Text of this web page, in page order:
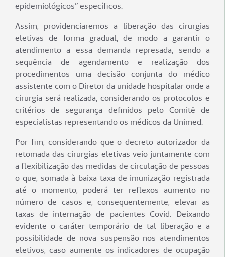
epidemiológicos” específicos.
Assim, providenciaremos a liberação das cirurgias
eletivas de forma gradual, de modo a garantir o
atendimento a essa demanda represada, sendo a
sequência de agendamento e realização dos
procedimentos uma decisão conjunta do médico
assistente com o Diretor da unidade hospitalar onde a
cirurgia será realizada, considerando os protocolos e
critérios de segurança definidos pelo Comitê de
especialistas representando os médicos da Unimed.
Por fim, considerando que o decreto autorizador da
retomada das cirurgias eletivas veio juntamente com
a flexibilização das medidas de circulação de pessoas
o que, somada à baixa taxa de imunização registrada
até o momento, poderá ter reflexos aumento no
número de casos e, consequentemente, elevar as
taxas de internação de pacientes Covid. Deixando
evidente o caráter temporário de tal liberação e a
possibilidade de nova suspensão nos atendimentos
eletivos, caso aumente os indicadores de ocupação